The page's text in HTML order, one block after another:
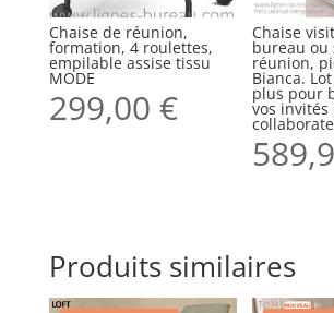
Chaise de réunion,
formation, 4 roulettes,
empilable assise tissu
MODE
299,00 €
Chaise
bureau ou
réunion,
Bianca.
plus pour
vos invités
Produits similaires